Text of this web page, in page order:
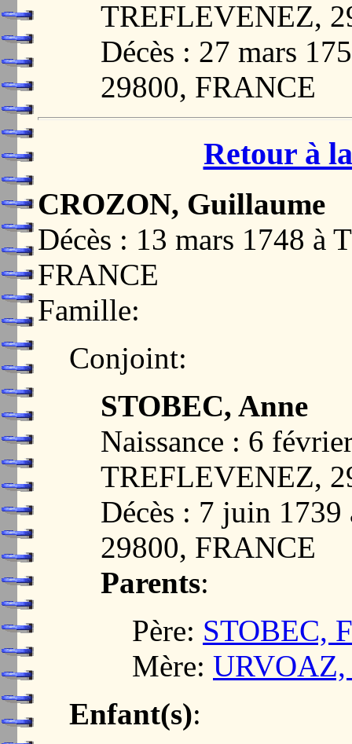
TREFLEVENEZ,
Décès : 27 mars
29800, FRANCE
Retour à
CROZON, Guillaume
Décès : 13 mars 1748 à
FRANCE
Famille:
Conjoint:
STOBEC, Anne
Naissance : 6
TREFLEVENEZ,
Décès : 7 juin
29800, FRANCE
Parents:
Père: STOBEC,
Mère: URVOAZ,
Enfant(s):